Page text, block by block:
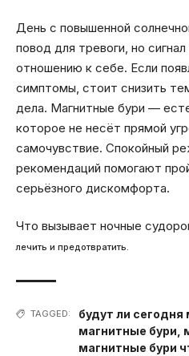
День с повышенной
повод для тревоги, но
отношению к себе. Если
симптомы, стоит снизить
дела. Магнитные бури —
которое не несёт прямой
самочувствие. Спокойный
рекомендаций помогают
серьёзного дискомфорта.
Что вызывает ночные
лечить и предотвратить.
TAGGED: будут ли
магнитные бури
магнитные бури